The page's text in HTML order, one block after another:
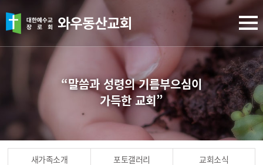
“말씀과 성령의 기름부으심이
가득한 교회”
새가족소개 포토갤러리
교회소식